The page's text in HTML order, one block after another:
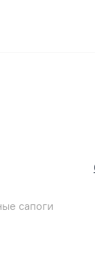
сапоги